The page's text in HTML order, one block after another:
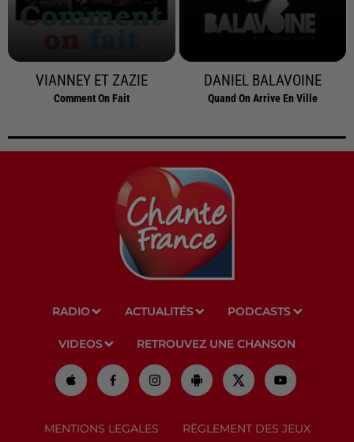
VIANNEY ET ZAZIE
Comment On Fait
DANIEL BALAVOINE
Quand On Arrive En Ville
RADIO ACTUALITÉS PODCASTS
VIDEOS RETROUVEZ UNE CHANSON
MENTIONS LEGALES RÈGLEMENT DES JEUX